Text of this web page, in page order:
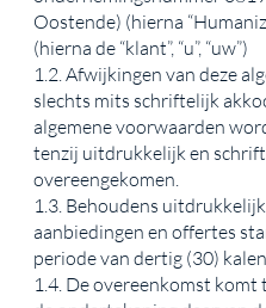
Oostende) (hierna
(hierna de “klant”, “u”, “uw”)
1.2. Afwijkingen van deze
slechts mits schriftelijk
algemene voorwaarden
tenzij uitdrukkelijk en
overeengekomen.
1.3. Behoudens
aanbiedingen en offertes
periode van dertig (30)
1.4. De overeenkomst